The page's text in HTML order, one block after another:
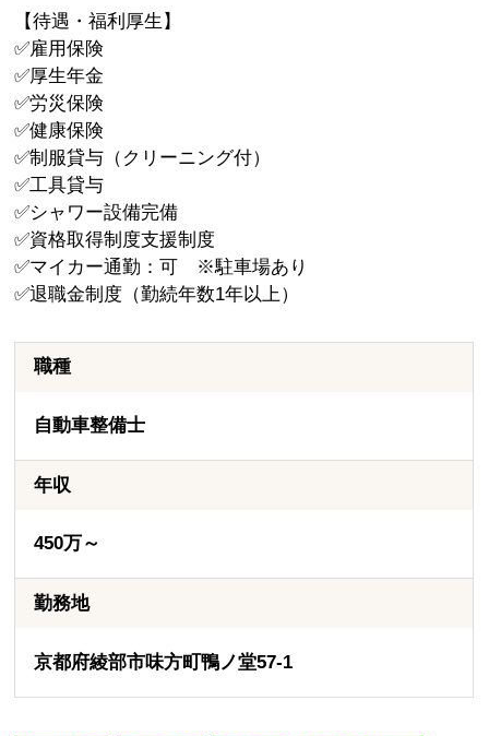
【待遇・福利厚生】
✅雇用保険
✅厚生年金
✅労災保険
✅健康保険
✅制服貸与（クリーニング付）
✅工具貸与
✅シャワー設備完備
✅資格取得制度支援制度
✅マイカー通勤：可 ※駐車場あり
✅退職金制度（勤続年数1年以上）
職種
自動車整備士
年収
450万～
勤務地
京都府綾部市味方町鴨ノ堂57-1